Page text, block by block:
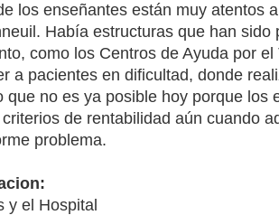
los enseñantes están muy atentos
Había estructuras que han sido
como los Centros de Ayuda por
a pacientes en dificultad, donde
que no es ya posible hoy porque los
de rentabilidad aún cuando
problema.
y el Hospital